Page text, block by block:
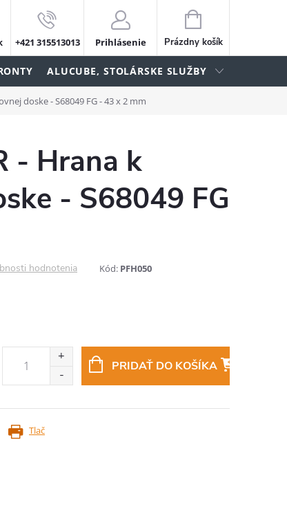
+421 315513013 Prihlásenie
NÁKUPNÝ
KOŠÍK
Prázdny košík
ALUCUBE, STOLÁRSKE SLUŽBY
doske - S68049 FG - 43 x 2 mm
- Hrana k
- S68049 FG
hodnotenia Kód: PFH050
PRIDAŤ DO KOŠÍKA
Tlač